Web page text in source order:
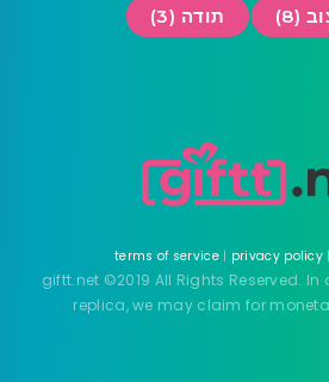
(8) תודה (3)
terms of service| privacy policy |
giftt.net ©2019 All Rights Reserved.
replica, we may claim for